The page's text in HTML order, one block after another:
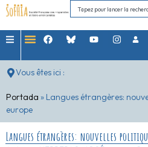
Vous êtes ici :
Portada » Langues étrangères:
europe
Langues étrangères: nouvelles